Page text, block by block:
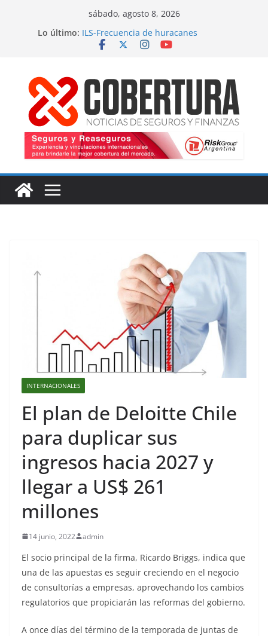
sábado, agosto 8, 2026
Lo último: ILS-Frecuencia de huracanes
Seguro marítimo-Presiones cruzadas
Fitch-Impulso a la innovación
INTERNACIONALES
El plan de Deloitte Chile
para duplicar sus
ingresos hacia 2027 y
llegar a US$ 261
millones
14 junio, 2022 admin
El socio principal de la firma, Ricardo Briggs, indica que
una de las apuestas es seguir creciendo en el negocio
de consultorías a empresas, aprovechando los cambios
regulatorios que propiciarán las reformas del gobierno.
A once días del término de la temporada de juntas de